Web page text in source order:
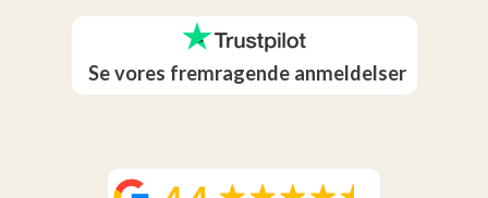
Se vores fremragende anmeldelser